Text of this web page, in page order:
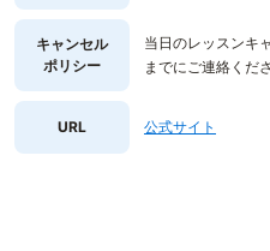
キャンセル
ポリシー
当日のレッスンキ
までにご連絡くだ
URL 公式サイト